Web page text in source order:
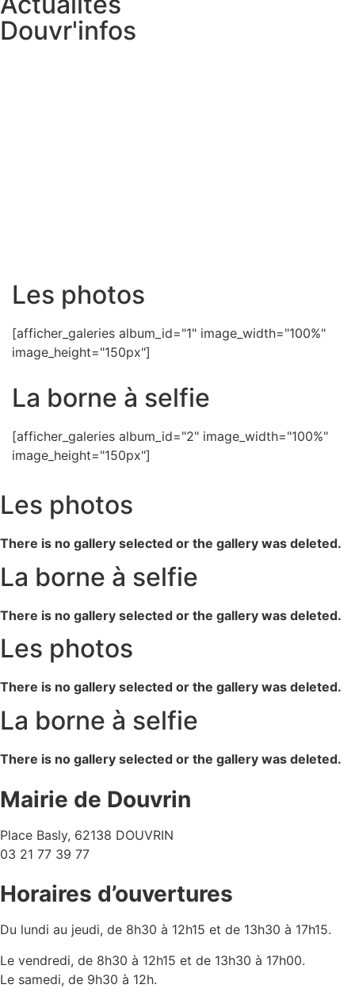
Douvr'infos
Les photos
[afficher_galeries album_id="1" image_width="100%"
image_height="150px"]
La borne à selfie
[afficher_galeries album_id="2" image_width="100%"
image_height="150px"]
Les photos
There is no gallery selected or the gallery was deleted.
La borne à selfie
There is no gallery selected or the gallery was deleted.
Les photos
There is no gallery selected or the gallery was deleted.
La borne à selfie
There is no gallery selected or the gallery was deleted.
Mairie de Douvrin
Place Basly, 62138 DOUVRIN
03 21 77 39 77
Horaires d’ouvertures
Du lundi au jeudi, de 8h30 à 12h15 et de 13h30 à 17h15.
Le vendredi, de 8h30 à 12h15 et de 13h30 à 17h00.
Le samedi, de 9h30 à 12h.